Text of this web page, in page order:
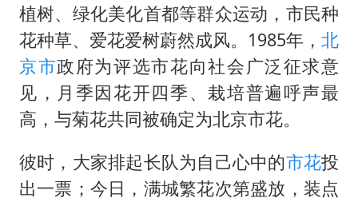
植树、绿化美化首都等群众运动，市民种
花种草、爱花爱树蔚然成风。1985年，北
京市政府为评选市花向社会广泛征求意
见，月季因花开四季、栽培普遍呼声最
高，与菊花共同被确定为北京市花。
彼时，大家排起长队为自己心中的市花投
出一票；今日，满城繁花次第盛放，装点